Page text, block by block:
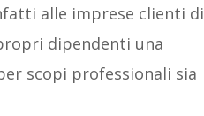
alle imprese clienti di
dipendenti una
scopi professionali sia